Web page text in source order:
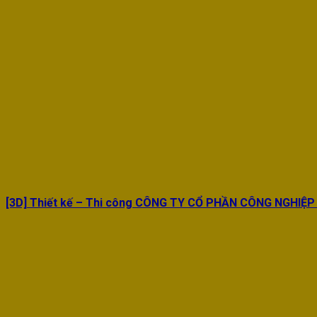
[3D] Thiết kế – Thi công CÔNG TY CỔ PHẦN CÔNG NGHIỆP